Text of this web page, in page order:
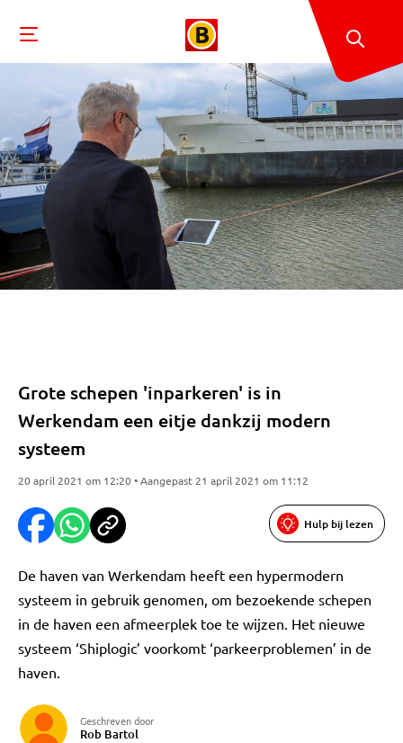
Grote schepen 'inparkeren' is in
Werkendam een eitje dankzij modern
systeem
20 april 2021 om 12:20 • Aangepast 21 april 2021 om 11:12
Hulp bij lezen
De haven van Werkendam heeft een hypermodern
systeem in gebruik genomen, om bezoekende schepen
in de haven een afmeerplek toe te wijzen. Het nieuwe
systeem ‘Shiplogic’ voorkomt ‘parkeerproblemen’ in de
haven.
Geschreven door
Rob Bartol